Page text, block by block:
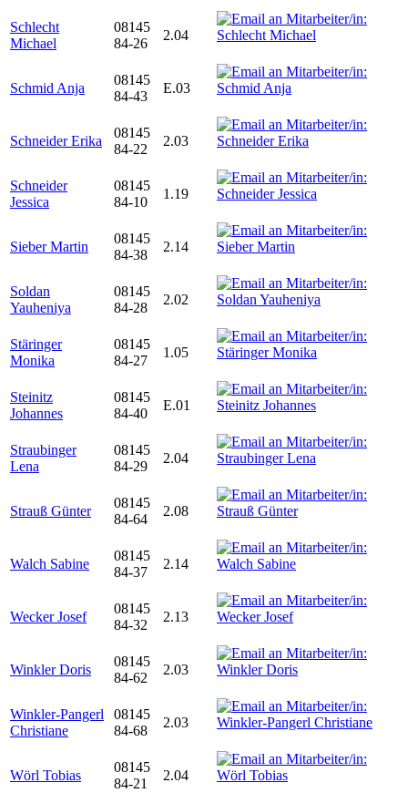
Schlecht
Michael
08145
84-26
2.04
Schmid Anja
08145
84-43
E.03
Schneider Erika
08145
84-22
2.03
Schneider
Jessica
08145
84-10
1.19
Sieber Martin
08145
84-38
2.14
Soldan
Yauheniya
08145
84-28
2.02
Stäringer
Monika
08145
84-27
1.05
Steinitz
Johannes
08145
84-40
E.01
Straubinger
Lena
08145
84-29
2.04
Strauß Günter
08145
84-64
2.08
Walch Sabine
08145
84-37
2.14
Wecker Josef
08145
84-32
2.13
Winkler Doris
08145
84-62
2.03
Winkler-Pangerl
Christiane
08145
84-68
2.03
Wörl Tobias
08145
84-21
2.04